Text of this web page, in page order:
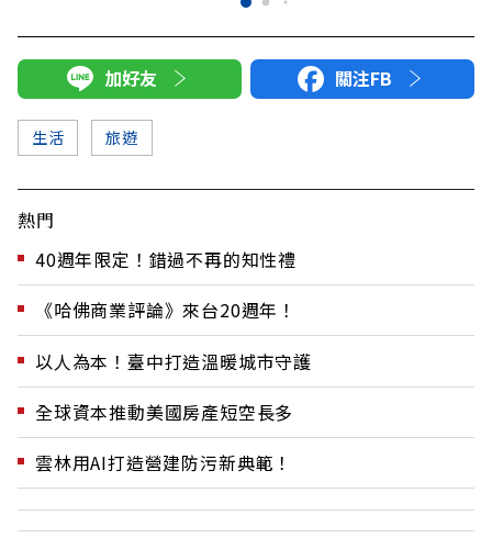
加好友 關注FB
生活 旅遊
熱門
40週年限定！錯過不再的知性禮
《哈佛商業評論》來台20週年！
以人為本！臺中打造溫暖城市守護
全球資本推動美國房產短空長多
雲林用AI打造營建防污新典範！